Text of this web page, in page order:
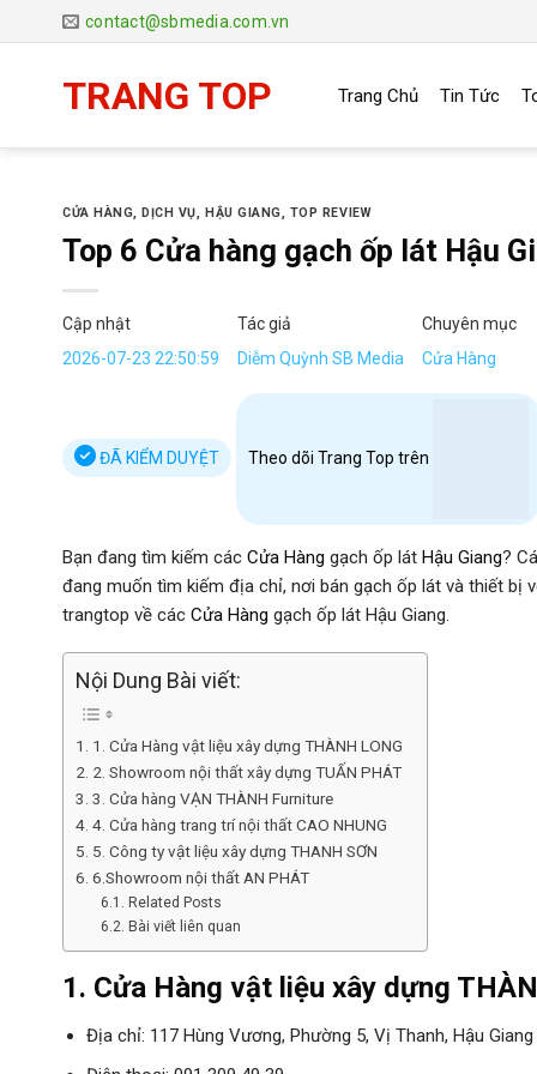
đến
contact@sbmedia.com.vn
TRANG TOP Trang Chủ Tin Tức
CỬA HÀNG ,DỊCH VỤ ,HẬU GIANG TOP REVIEW
Top 6 Cửa hàng gạch ốp lát Hậu
Cập nhật
2026-07-23 22:50:59
Tác giả
Diễm Quỳnh SB Media
Chuyên mục
Cửa Hàng
ĐÃ KIỂM DUYỆT Theo dõi Trang Top trên
Bạn đang tìm kiếm các Cửa Hàng gạch ốp lát Hậu Giang?
đang muốn tìm kiếm địa chỉ, nơi bán gạch ốp lát và thiết bị
trangtop về các Cửa Hàng gạch ốp lát Hậu Giang.
Nội Dung Bài viết:
1. Cửa Hàng vật liệu xây dựng THÀNH LONG
2. Showroom nội thất xây dựng TUẤN PHÁT
3. Cửa hàng VẠN THÀNH Furniture
4. Cửa hàng trang trí nội thất CAO NHUNG
5. Công ty vật liệu xây dựng THANH SƠN
6.Showroom nội thất AN PHÁT
Related Posts
Bài viết liên quan
1. Cửa Hàng vật liệu xây dựng
Địa chỉ: 117 Hùng Vương, Phường 5, Vị Thanh, Hậu Giang